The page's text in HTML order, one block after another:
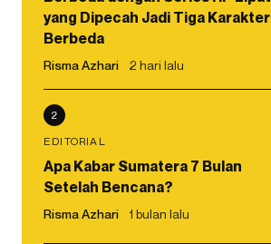
yang Dipecah Jadi Tiga Karakter
Berbeda
Risma Azhari 2 hari lalu
2
EDITORIAL
Apa Kabar Sumatera 7 Bulan
Setelah Bencana?
Risma Azhari 1 bulan lalu